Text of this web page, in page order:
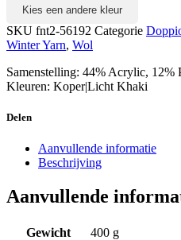
Kies een andere kleur
SKU fnt2-56192 Categorie
Winter Yarn, Wol
Samenstelling: 44% Acrylic, 12%
Kleuren: Koper|Licht Khaki
Delen
Aanvullende informatie
Beschrijving
Aanvullende
Gewicht 400 g